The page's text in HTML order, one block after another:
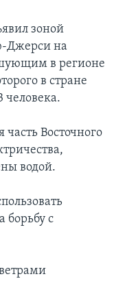
зоной
Джерси на
в регионе
в стране
часть Восточного
водой.
борьбу с